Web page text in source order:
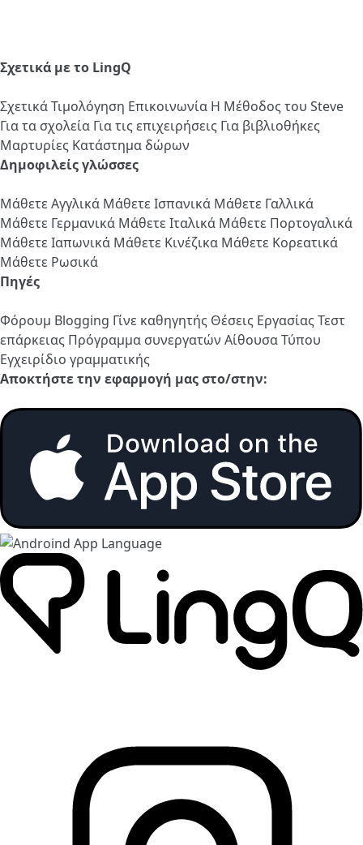
Σχετικά με το LingQ
ΣχετικάΤιμολόγηση Επικοινωνία Η Μέθοδος του Steve
Για τα σχολεία Για τις επιχειρήσεις Για βιβλιοθήκες
Μαρτυρίες Κατάστημα δώρων
Δημοφιλείς γλώσσες
Μάθετε Αγγλικά Μάθετε Ισπανικά Μάθετε Γαλλικά
Μάθετε Γερμανικά Μάθετε Ιταλικά Μάθετε Πορτογαλικά
Μάθετε Ιαπωνικά Μάθετε Κινέζικα Μάθετε Κορεατικά
Μάθετε Ρωσικά
Πηγές
Φόρουμ Blogging Γίνε καθηγητής Θέσεις ΕργασίαςΤεστ
επάρκειας Πρόγραμμα συνεργατών Αίθουσα Τύπου
Εγχειρίδιο γραμματικής
Αποκτήστε την εφαρμογή μας στο/στην: